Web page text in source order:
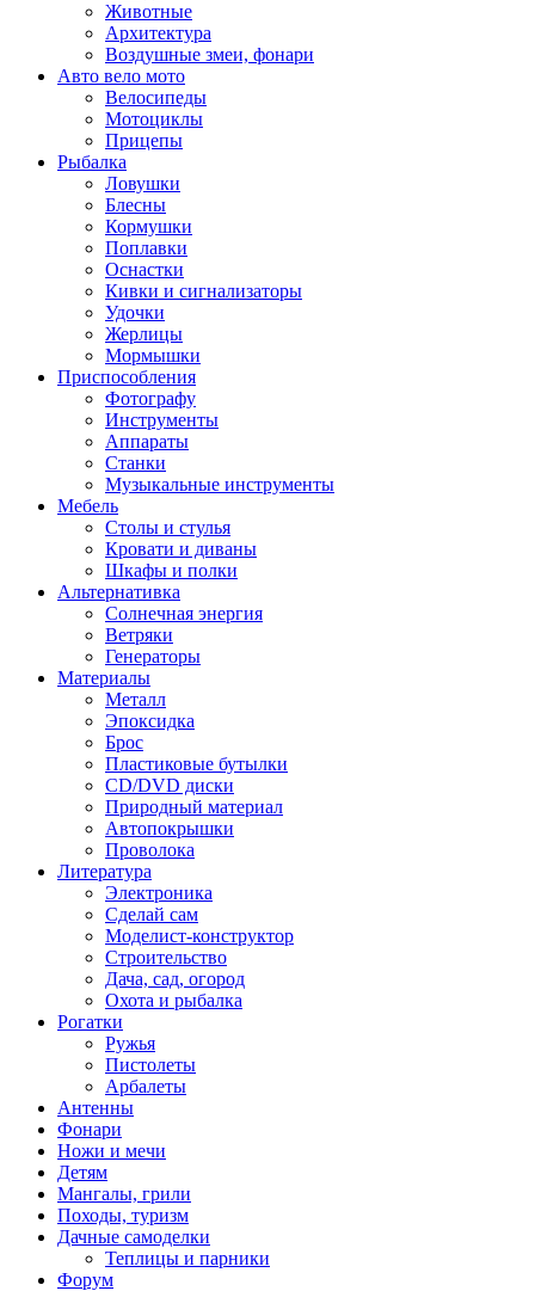
Животные
Архитектура
Воздушные змеи, фонари
Авто вело мото
Велосипеды
Мотоциклы
Прицепы
Рыбалка
Ловушки
Блесны
Кормушки
Поплавки
Оснастки
Кивки и сигнализаторы
Удочки
Жерлицы
Мормышки
Приспособления
Фотографу
Инструменты
Аппараты
Станки
Музыкальные инструменты
Мебель
Столы и стулья
Кровати и диваны
Шкафы и полки
Альтернативка
Солнечная энергия
Ветряки
Генераторы
Материалы
Металл
Эпоксидка
Брос
Пластиковые бутылки
CD/DVD диски
Природный материал
Автопокрышки
Проволока
Литература
Электроника
Сделай сам
Моделист-конструктор
Строительство
Дача, сад, огород
Охота и рыбалка
Рогатки
Ружья
Пистолеты
Арбалеты
Антенны
Фонари
Ножи и мечи
Детям
Мангалы, грили
Походы, туризм
Дачные самоделки
Теплицы и парники
Форум